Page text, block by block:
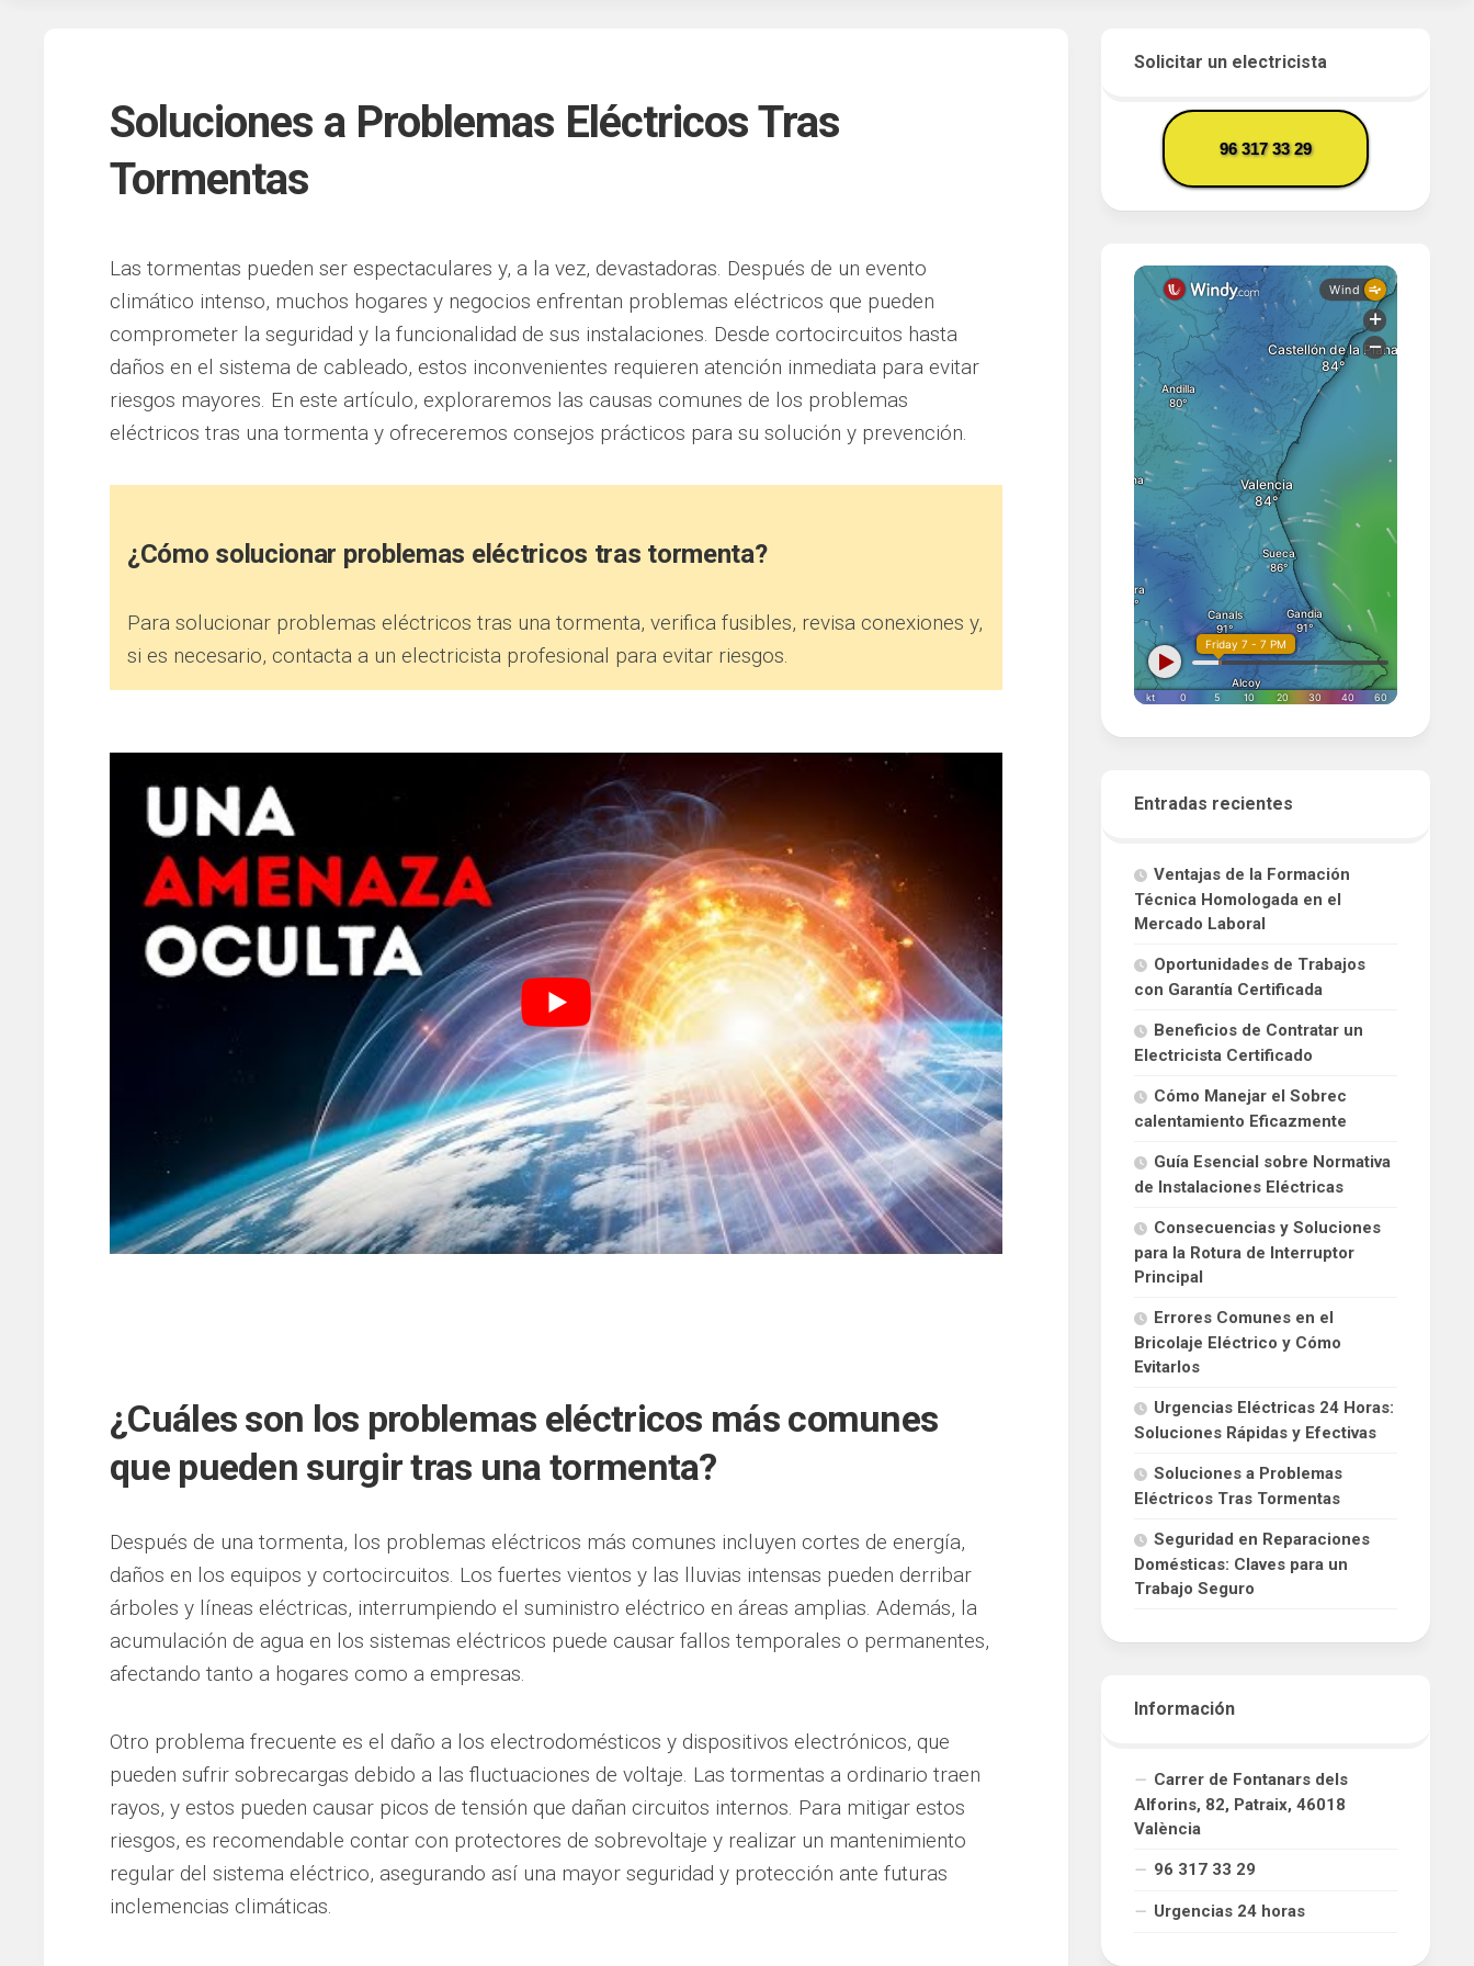
Soluciones a Problemas Eléctricos Tras
Tormentas
Las tormentas pueden ser espectaculares y, a la vez, devastadoras. Después de un evento
climático intenso, muchos hogares y negocios enfrentan problemas eléctricos que pueden
comprometer la seguridad y la funcionalidad de sus instalaciones. Desde cortocircuitos hasta
daños en el sistema de cableado, estos inconvenientes requieren atención inmediata para evitar
riesgos mayores. En este artículo, exploraremos las causas comunes de los problemas
eléctricos tras una tormenta y ofreceremos consejos prácticos para su solución y prevención.
¿Cómo solucionar problemas eléctricos tras tormenta?
Para solucionar problemas eléctricos tras una tormenta, verifica fusibles, revisa conexiones y,
si es necesario, contacta a un electricista profesional para evitar riesgos.
¿Cuáles son los problemas eléctricos más comunes
que pueden surgir tras una tormenta?
Después de una tormenta, los problemas eléctricos más comunes incluyen cortes de energía,
daños en los equipos y cortocircuitos. Los fuertes vientos y las lluvias intensas pueden derribar
árboles y líneas eléctricas, interrumpiendo el suministro eléctrico en áreas amplias. Además, la
acumulación de agua en los sistemas eléctricos puede causar fallos temporales o permanentes,
afectando tanto a hogares como a empresas.
Otro problema frecuente es el daño a los electrodomésticos y dispositivos electrónicos, que
pueden sufrir sobrecargas debido a las fluctuaciones de voltaje. Las tormentas a ordinario traen
rayos, y estos pueden causar picos de tensión que dañan circuitos internos. Para mitigar estos
riesgos, es recomendable contar con protectores de sobrevoltaje y realizar un mantenimiento
regular del sistema eléctrico, asegurando así una mayor seguridad y protección ante futuras
inclemencias climáticas.
Solicitar un electricista
96 317 33 29
Entradas recientes
Ventajas de la Formación
Técnica Homologada en el
Mercado Laboral
Oportunidades de Trabajos
con Garantía Certificada
Beneficios de Contratar un
Electricista Certificado
Cómo Manejar el Sobrec
calentamiento Eficazmente
Guía Esencial sobre Normativa
de Instalaciones Eléctricas
Consecuencias y Soluciones
para la Rotura de Interruptor
Principal
Errores Comunes en el
Bricolaje Eléctrico y Cómo
Evitarlos
Urgencias Eléctricas 24 Horas:
Soluciones Rápidas y Efectivas
Soluciones a Problemas
Eléctricos Tras Tormentas
Seguridad en Reparaciones
Domésticas: Claves para un
Trabajo Seguro
Información
Carrer de Fontanars dels
Alforins, 82, Patraix, 46018
València
96 317 33 29
Urgencias 24 horas